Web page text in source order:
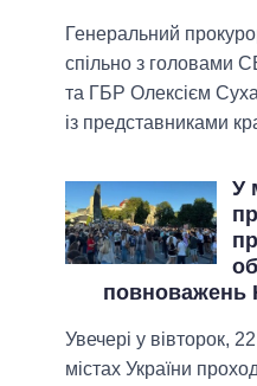
Генеральний
спільно з головами
та ГБР Олексієм
із представниками
У
повноважень
Увечері у вівторок,
містах України